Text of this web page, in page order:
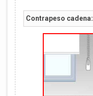
Contrapeso cadena: